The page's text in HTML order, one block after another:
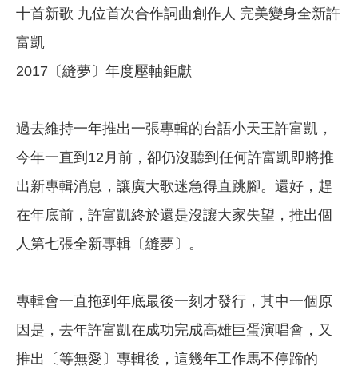
十首新歌 九位首次合作詞曲創作人 完美變身全新許
富凱
2017〔縫夢〕年度壓軸鉅獻
過去維持一年推出一張專輯的台語小天王許富凱，
今年一直到12月前，卻仍沒聽到任何許富凱即將推
出新專輯消息，讓廣大歌迷急得直跳腳。還好，趕
在年底前，許富凱終於還是沒讓大家失望，推出個
人第七張全新專輯〔縫夢〕。
專輯會一直拖到年底最後一刻才發行，其中一個原
因是，去年許富凱在成功完成高雄巨蛋演唱會，又
推出〔等無愛〕專輯後，這幾年工作馬不停蹄的